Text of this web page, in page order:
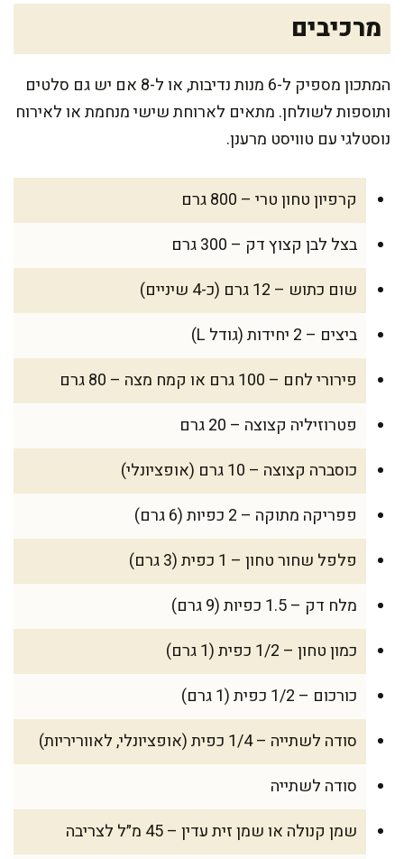
מרכיבים
המתכון מספיק ל-6 מנות נדיבות, או ל-8 אם יש גם סלטים
ותוספות לשולחן. מתאים לארוחת שישי מנחמת או לאירוח
נוסטלגי עם טוויסט מרענן.
קרפיון טחון טרי – 800 גרם
בצל לבן קצוץ דק – 300 גרם
שום כתוש – 12 גרם (כ-4 שיניים)
ביצים – 2 יחידות (גודל L)
פירורי לחם – 100 גרם או קמח מצה – 80 גרם
פטרוזיליה קצוצה – 20 גרם
כוסברה קצוצה – 10 גרם (אופציונלי)
פפריקה מתוקה – 2 כפיות (6 גרם)
פלפל שחור טחון – 1 כפית (3 גרם)
מלח דק – 1.5 כפיות (9 גרם)
כמון טחון – 1/2 כפית (1 גרם)
כורכום – 1/2 כפית (1 גרם)
סודה לשתייה – 1/4 כפית (אופציונלי, לאווריריות)
סודה לשתייה
שמן קנולה או שמן זית עדין – 45 מ״ל לצריבה